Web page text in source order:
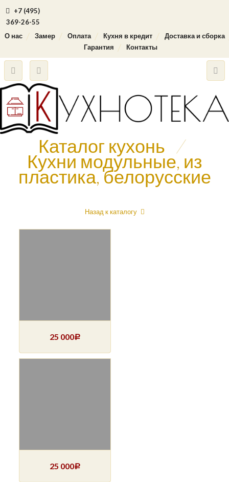
+7 (495)
369-26-55
О нас
Замер Оплата Кухня в кредит
Доставка и сборка
Гарантия
Контакты
Каталог кухонь /
Кухни модульные, из
пластика, белорусские
Назад к каталогу
25 000Р
25 000Р